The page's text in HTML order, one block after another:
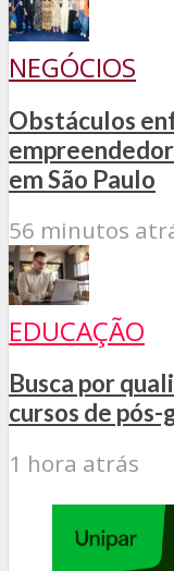
NEGÓCIOS
Obstáculos
em São Paulo
56 minutos
EDUCAÇÃO
Busca por
cursos de
1 hora atrás